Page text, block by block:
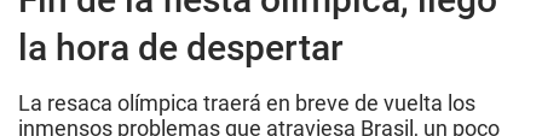
la hora de despertar
La resaca olímpica traerá en breve de vuelta los
inmensos problemas que atraviesa Brasil, un poco